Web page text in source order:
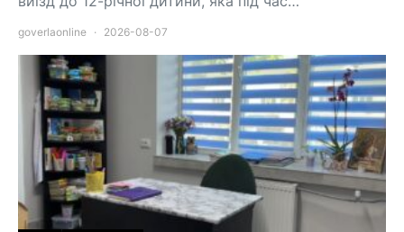
goverlaonline 2026-08-07